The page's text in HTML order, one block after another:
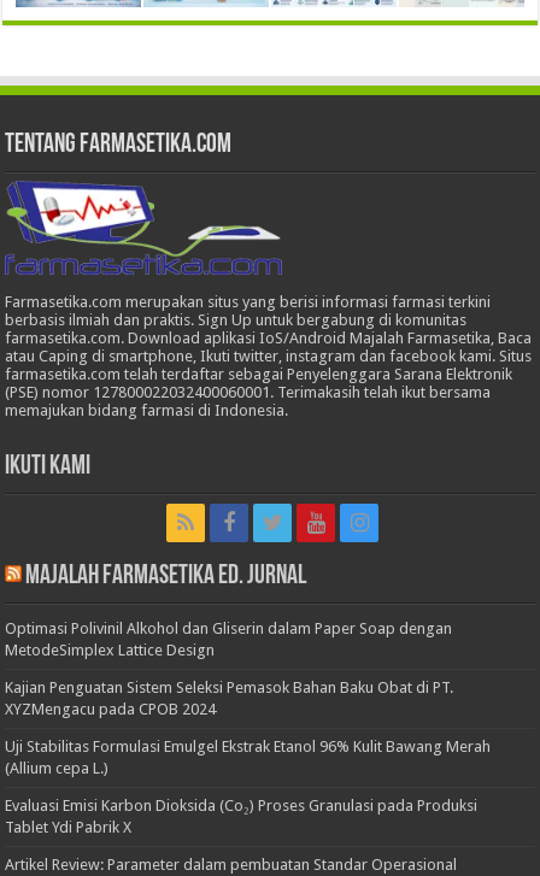
Tentang Farmasetika.com
Farmasetika.com merupakan situs yang berisi informasi farmasi terkini
berbasis ilmiah dan praktis. Sign Up untuk bergabung di komunitas
farmasetika.com. Download aplikasi IoS/Android Majalah Farmasetika, Baca
atau Caping di smartphone, Ikuti twitter, instagram dan facebook kami. Situs
farmasetika.com telah terdaftar sebagai Penyelenggara Sarana Elektronik
(PSE) nomor 127800022032400060001. Terimakasih telah ikut bersama
memajukan bidang farmasi di Indonesia.
Ikuti Kami
Majalah Farmasetika Ed. Jurnal
Optimasi Polivinil Alkohol dan Gliserin dalam Paper Soap dengan
MetodeSimplex Lattice Design
Kajian Penguatan Sistem Seleksi Pemasok Bahan Baku Obat di PT.
XYZMengacu pada CPOB 2024
Uji Stabilitas Formulasi Emulgel Ekstrak Etanol 96% Kulit Bawang Merah
(Allium cepa L.)
Evaluasi Emisi Karbon Dioksida (Co₂) Proses Granulasi pada Produksi
Tablet Ydi Pabrik X
Artikel Review: Parameter dalam pembuatan Standar Operasional